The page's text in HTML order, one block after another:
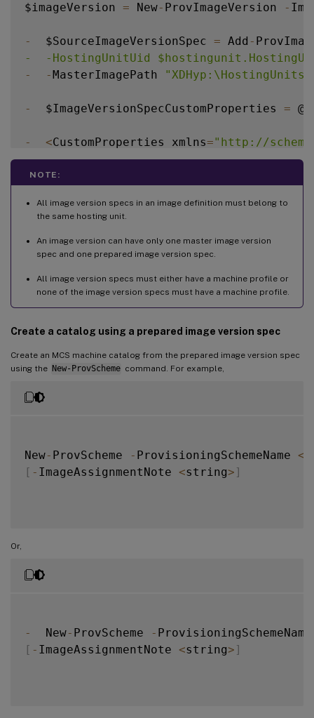
$imageVersion = New- ProvImageVersion -
-
  $SourceImageVersionSpec
= Add -
-  -HostingUnitUid
-
- MasterImagePath
-
  $ImageVersionSpecCustomProperties
= @'
- <CustomProperties xmlns="http://
- <Property xsi
<Property xsi : type="StringProperty"
< /CustomProperties>
'@
New-ProvImageVersionSpec -NetworkMapping
'@
NOTE:
All image version specs in an image definition must belong to
the same hosting unit.
An image version can have only one master image version
spec and one prepared image version spec.
All image version specs must either have a machine profile or
none of the image version specs must have a machine profile.
Create a catalog using a prepared image version spec
Create an MCS machine catalog from the prepared image version spec
using the New-ProvScheme command. For example,
New- ProvScheme - ProvisioningSchemeName <
[ - ImageAssignmentNote <string> ]
Or,
-
  New
- ProvScheme -
[ - ImageAssignmentNote <string> ]